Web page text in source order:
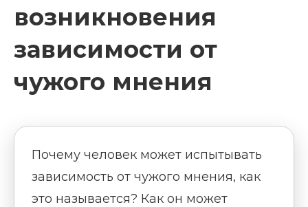
возникновения
зависимости от
чужого мнения
Почему человек может испытывать
зависимость от чужого мнения, как
это называется? Как он может